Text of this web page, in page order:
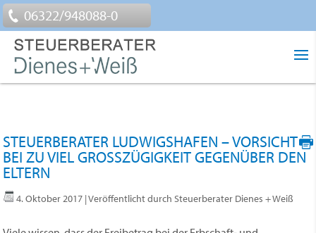
06322/948088-0
STEUERBERATER LUDWIGSHAFEN – VORSICHT
BEI ZU VIEL GROSSZÜGIGKEIT GEGENÜBER DEN E
LTERN
4. Oktober 2017 | Veröffentlicht durch Steuerberater Dienes + Weiß